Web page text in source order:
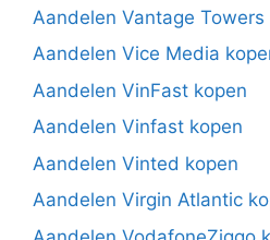
Aandelen Vantage
Aandelen Vice Media
Aandelen VinFast kopen
Aandelen Vinfast kopen
Aandelen Vinted kopen
Aandelen Virgin Atlantic